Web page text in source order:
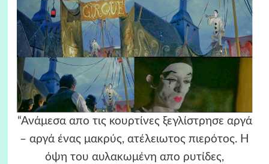
“Ανάμεσα απο τις κουρτίνες ξεγλίστρησε αργά
– αργά ένας μακρύς, ατέλειωτος πιερότος. Η
όψη του αυλακωμένη απο ρυτίδες,